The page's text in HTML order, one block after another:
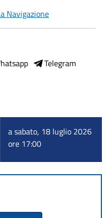
Navigazione
Telegram
a sabato, 18 luglio 2026
ore 17:00